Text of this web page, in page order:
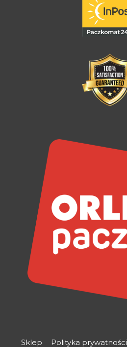
Sklep Polityka prywatności